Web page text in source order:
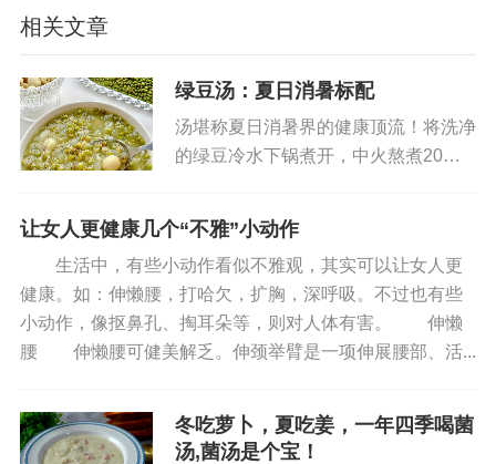
香菜洗净切段备用。
2.调制肉馅：猪肉馅中加入蛋清、姜末、料酒及
1茶匙盐，朝同一方向搅拌至肉馅上劲，确保调料均
匀分布。
3.煮制丸子：汤锅中加水烧开，放入姜片，转小
火。用虎口或勺子将肉馅挤成均匀大小的丸子，逐
个下入锅中。待丸子表面凝固变色后，用汤勺轻轻
推动，防止粘连。
冬瓜片继续煮5分钟。调入剩余盐和鸡精调味，最后
放入香菜段，滴入香油即可出锅。
相关文章
绿豆汤：夏日消暑标配
汤堪称夏日消暑界的健康顶流！将洗净
的绿豆冷水下锅煮开，中火熬煮20分
糖搅拌至融化。冷藏后装入保温杯，上
班携带比奶茶更解渴健康——银耳...
让女人更健康几个“不雅”小动作
生活中，有些小动作看似不雅观，其实可以让女人更
健康。如：伸懒腰，打哈欠，扩胸，深呼吸。不过也有些
小动作，像抠鼻孔、掏耳朵等，则对人体有害。 伸懒
腰 伸懒腰可健美解乏。伸颈举臂是一项伸展腰部、活...
冬吃萝卜，夏吃姜，一年四季喝菌
汤,菌汤是个宝！